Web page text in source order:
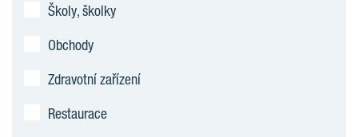
Školy, školky
Obchody
Zdravotní zařízení
Restaurace